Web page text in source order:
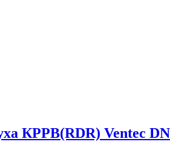
КРРВ(RDR) Ventec